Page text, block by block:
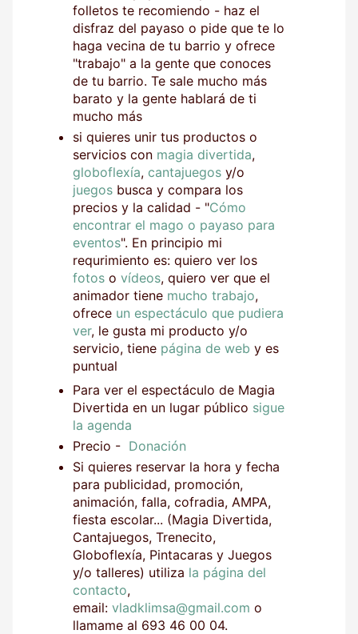
folletos te recomiendo - haz el
disfraz del payaso o pide que te lo
haga vecina de tu barrio y ofrece
"trabajo" a la gente que conoces
de tu barrio. Te sale mucho más
barato y la gente hablará de ti
mucho más
si quieres unir tus productos o
servicios con magia divertida,
globoflexía, cantajuegos y/o
juegos busca y compara los
precios y la calidad - "Cómo
encontrar el mago o payaso para
eventos". En principio mi
requrimiento es: quiero ver los
fotos o vídeos, quiero ver que el
animador tiene mucho trabajo,
ofrece un espectáculo que pudiera
ver, le gusta mi producto y/o
servicio, tiene página de web y es
puntual
Para ver el espectáculo de Magia
Divertida en un lugar público sigue
la agenda
Precio - Donación
Si quieres reservar la hora y fecha
para publicidad, promoción,
animación, falla, cofradia, AMPA,
fiesta escolar... (Magia Divertida,
Cantajuegos, Trenecito,
Globoflexía, Pintacaras y Juegos
y/o talleres) utiliza la página del
contacto,
email: vladklimsa@gmail.com o
llamame al 693 46 00 04.